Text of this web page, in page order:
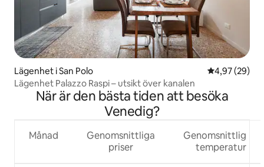
Lägenhet i San Polo 4,97 av 5 i
4,97 (29)
Lägenhet Palazzo Raspi – utsikt över kanalen
När är den bästa tiden att besöka
Venedig?
Månad
Genomsnittliga
priser
Genomsnittlig
temperatur